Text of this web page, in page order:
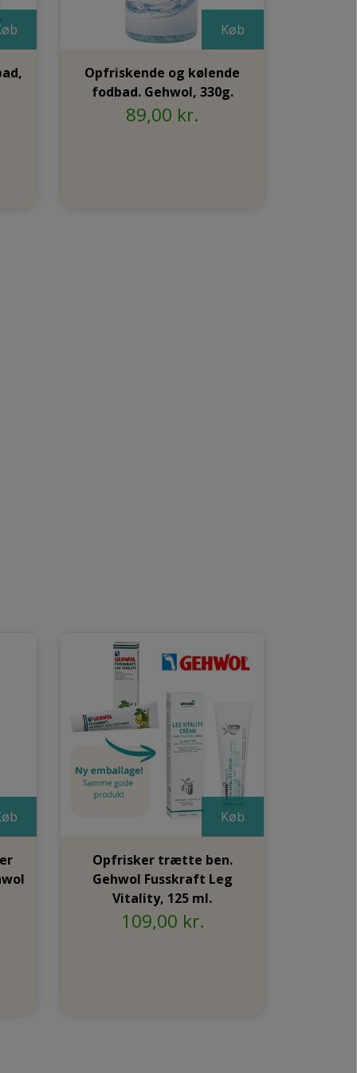
Køb
Opfriskende og kølende
fodbad. Gehwol, 330g.
89,00 kr.
Køb
Opfrisker trætte ben.
Gehwol Fusskraft Leg
Vitality, 125 ml.
109,00 kr.